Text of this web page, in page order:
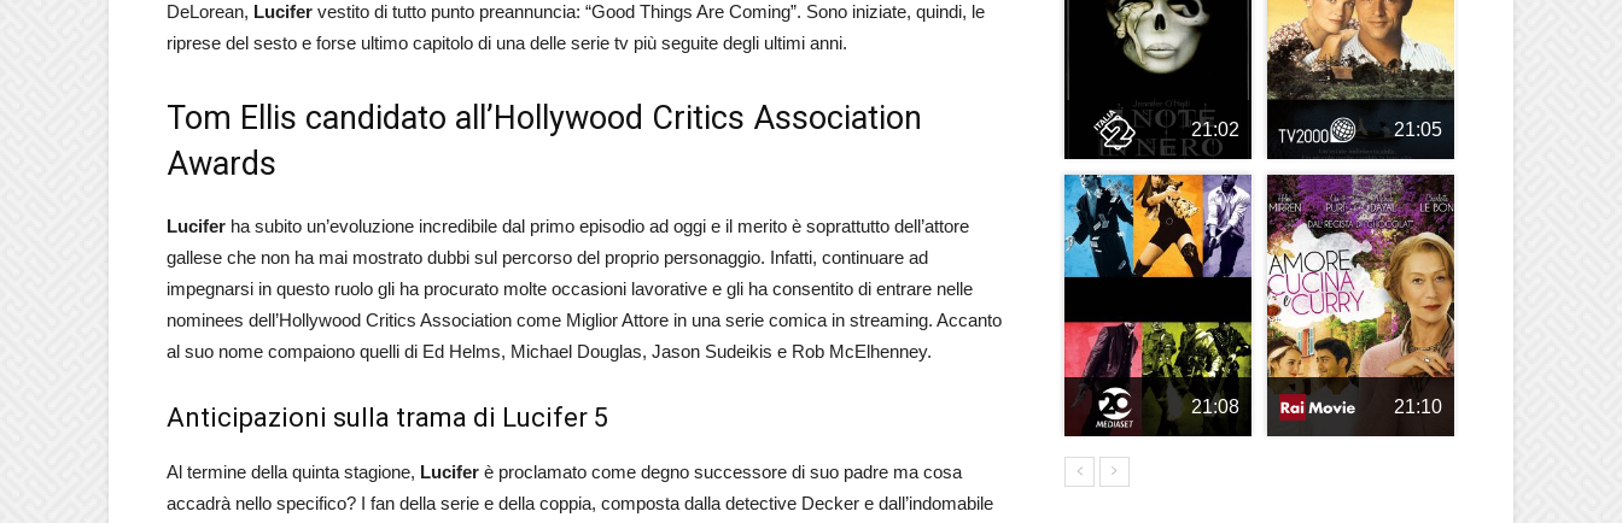
DeLorean, Lucifer vestito di tutto punto preannuncia: “Good Things Are Coming”. Sono iniziate, quindi, le
riprese del sesto e forse ultimo capitolo di una delle serie tv più seguite degli ultimi anni.
Tom Ellis candidato all’Hollywood Critics Association
Awards
Lucifer ha subito un’evoluzione incredibile dal primo episodio ad oggi e il merito è soprattutto dell’attore
gallese che non ha mai mostrato dubbi sul percorso del proprio personaggio. Infatti, continuare ad
impegnarsi in questo ruolo gli ha procurato molte occasioni lavorative e gli ha consentito di entrare nelle
nominees dell’Hollywood Critics Association come Miglior Attore in una serie comica in streaming. Accanto
al suo nome compaiono quelli di Ed Helms, Michael Douglas, Jason Sudeikis e Rob McElhenney.
Anticipazioni sulla trama di Lucifer 5
Al termine della quinta stagione, Lucifer è proclamato come degno successore di suo padre ma cosa
accadrà nello specifico? I fan della serie e della coppia, composta dalla detective Decker e dall’indomabile
21:02 21:05
21:08 21:10